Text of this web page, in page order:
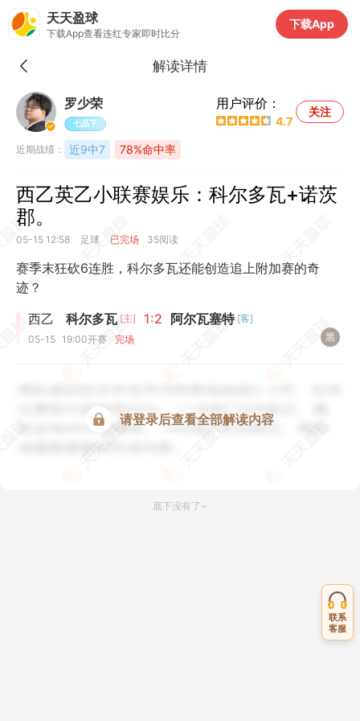
天天盈球
下载App查看连红专家即时比分
下载App
解读详情
罗少荣
七品下
用户评价：
4.7
关注
近期战绩： 近9中7 78%命中率
西乙英乙小联赛娱乐：科尔多瓦+诺茨
郡。
05-15 12:58 足球 已完场 35阅读
赛季末狂砍6连胜，科尔多瓦还能创造追上附加赛的奇
迹？
黑
西乙 科尔多瓦 [主] 1:2 阿尔瓦塞特 [客]
05-15 19:00开赛 完场
请登录后查看全部解读内容
底下没有了~
联系
客服